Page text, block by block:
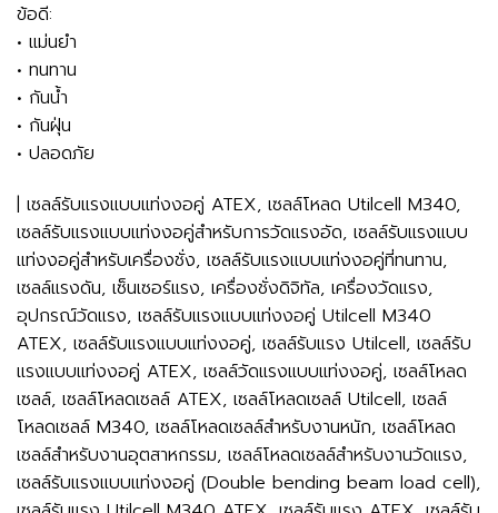
ข้อดี:
• แม่นยำ
• ทนทาน
• กันน้ำ
• กันฝุ่น
• ปลอดภัย
| เซลล์รับแรงแบบแท่งงอคู่ ATEX, เซลล์โหลด Utilcell M340,
เซลล์รับแรงแบบแท่งงอคู่สำหรับการวัดแรงอัด, เซลล์รับแรงแบบ
แท่งงอคู่สำหรับเครื่องชั่ง, เซลล์รับแรงแบบแท่งงอคู่ที่ทนทาน,
เซลล์แรงดัน, เซ็นเซอร์แรง, เครื่องชั่งดิจิทัล, เครื่องวัดแรง,
อุปกรณ์วัดแรง, เซลล์รับแรงแบบแท่งงอคู่ Utilcell M340
ATEX, เซลล์รับแรงแบบแท่งงอคู่, เซลล์รับแรง Utilcell, เซลล์รับ
แรงแบบแท่งงอคู่ ATEX, เซลล์วัดแรงแบบแท่งงอคู่, เซลล์โหลด
เซลล์, เซลล์โหลดเซลล์ ATEX, เซลล์โหลดเซลล์ Utilcell, เซลล์
โหลดเซลล์ M340, เซลล์โหลดเซลล์สำหรับงานหนัก, เซลล์โหลด
เซลล์สำหรับงานอุตสาหกรรม, เซลล์โหลดเซลล์สำหรับงานวัดแรง,
เซลล์รับแรงแบบแท่งงอคู่ (Double bending beam load cell),